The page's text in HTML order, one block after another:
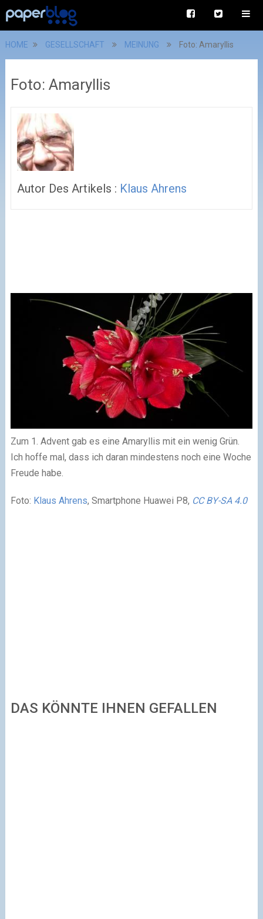
HOME GESELLSCHAFT MEINUNG Foto: Amaryllis
Foto: Amaryllis
Autor Des Artikels : Klaus Ahrens
Zum 1. Advent gab es eine Amaryllis mit ein wenig Grün.
Ich hoffe mal, dass ich daran mindestens noch eine Woche
Freude habe.
Foto: Klaus Ahrens, Smartphone Huawei P8, CC BY-SA 4.0
DAS KÖNNTE IHNEN GEFALLEN